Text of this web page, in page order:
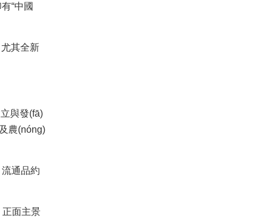
“中國
其全新
與發(fā)
及農(nóng)
通品約
面主景